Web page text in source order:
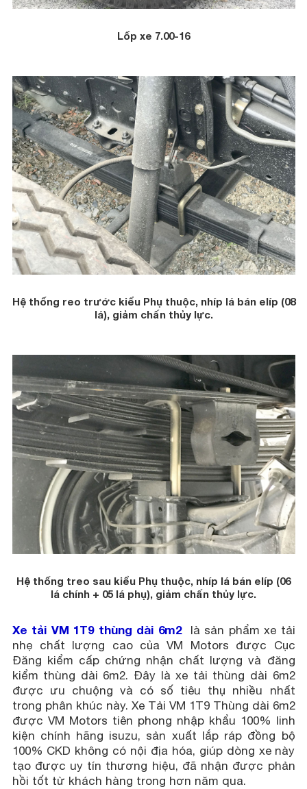
Lốp xe 7.00-16
Hệ thống reo trước kiểu Phụ thuộc, nhíp lá bán elíp (08
lá), giảm chấn thủy lực.
Hệ thống treo sau kiểu Phụ thuộc, nhíp lá bán elíp (06
lá chính + 05 lá phụ), giảm chấn thủy lực.
Xe tải VM 1T9 thùng dài 6m2là sản phẩm xe tải
nhẹ chất lượng cao của VM Motors được Cục
Đăng kiểm cấp chứng nhận chất lượng và đăng
kiểm thùng dài 6m2. Đây là xe tải thùng dài 6m2
được ưu chuộng và có số tiêu thụ nhiều nhất
trong phân khúc này. Xe Tải VM 1T9 Thùng dài 6m2
được VM Motors tiên phong nhập khẩu 100% linh
kiện chính hãng isuzu, sản xuất lắp ráp đồng bộ
100% CKD không có nội địa hóa, giúp dòng xe này
tạo được uy tín thương hiệu, đã nhận được phản
hồi tốt từ khách hàng trong hơn năm qua.